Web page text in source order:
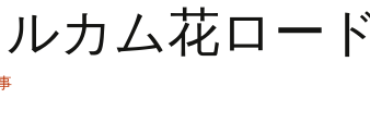
カム花ロー